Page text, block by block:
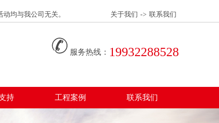
均与我公司无关。 关于我们 -> 联系我们
19932288528
服务热线：
持 工程案例 联系我们